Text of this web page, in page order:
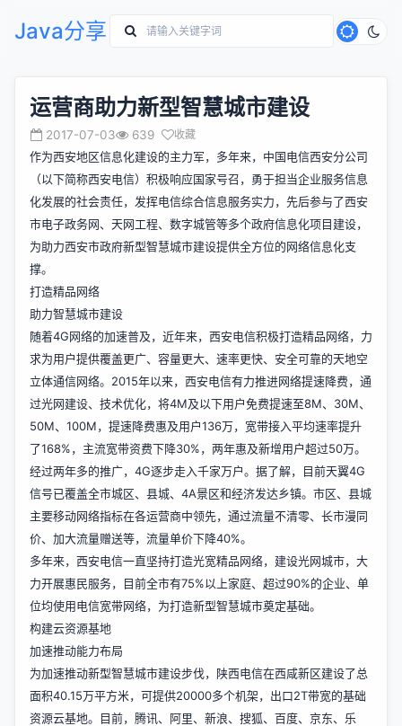
Java分享
运营商助力新型智慧城市建设
2017-07-03 639 收藏
作为西安地区信息化建设的主力军，多年来，中国电信西安分公司
（以下简称西安电信）积极响应国家号召，勇于担当企业服务信息
化发展的社会责任，发挥电信综合信息服务实力，先后参与了西安
市电子政务网、天网工程、数字城管等多个政府信息化项目建设，
为助力西安市政府新型智慧城市建设提供全方位的网络信息化支
撑。
打造精品网络
助力智慧城市建设
随着4G网络的加速普及，近年来，西安电信积极打造精品网络，力
求为用户提供覆盖更广、容量更大、速率更快、安全可靠的天地空
立体通信网络。2015年以来，西安电信有力推进网络提速降费，通
过光网建设、技术优化，将4M及以下用户免费提速至8M、30M、
50M、100M，提速降费惠及用户136万，宽带接入平均速率提升
了168%，主流宽带资费下降30%，两年惠及新增用户超过50万。
经过两年多的推广，4G逐步走入千家万户。据了解，目前天翼4G
信号已覆盖全市城区、县城、4A景区和经济发达乡镇。市区、县城
主要移动网络指标在各运营商中领先，通过流量不清零、长市漫同
价、加大流量赠送等，流量单价下降40%。
多年来，西安电信一直坚持打造光宽精品网络，建设光网城市，大
力开展惠民服务，目前全市有75%以上家庭、超过90%的企业、单
位均使用电信宽带网络，为打造新型智慧城市奠定基础。
构建云资源基地
加速推动能力布局
为加速推动新型智慧城市建设步伐，陕西电信在西咸新区建设了总
面积40.15万平方米，可提供20000多个机架，出口2T带宽的基础
资源云基地。目前，腾讯、阿里、新浪、搜狐、百度、京东、乐